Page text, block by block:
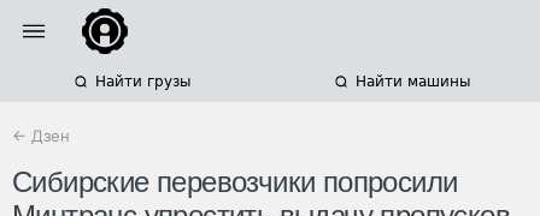
Найти грузы Найти машины
← Дзен
Сибирские перевозчики попросили